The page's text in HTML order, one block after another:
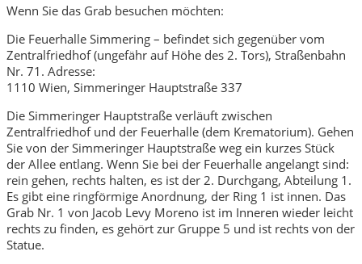
Wenn Sie das Grab besuchen möchten:
Die Feuerhalle Simmering – befindet sich gegenüber vom
Zentralfriedhof (ungefähr auf Höhe des 2. Tors), Straßenbahn
Nr. 71. Adresse:
1110 Wien, Simmeringer Hauptstraße 337
Die Simmeringer Hauptstraße verläuft zwischen
Zentralfriedhof und der Feuerhalle (dem Krematorium). Gehen
Sie von der Simmeringer Hauptstraße weg ein kurzes Stück
der Allee entlang. Wenn Sie bei der Feuerhalle angelangt sind:
rein gehen, rechts halten, es ist der 2. Durchgang, Abteilung 1.
Es gibt eine ringförmige Anordnung, der Ring 1 ist innen. Das
Grab Nr. 1 von Jacob Levy Moreno ist im Inneren wieder leicht
rechts zu finden, es gehört zur Gruppe 5 und ist rechts von der
Statue.